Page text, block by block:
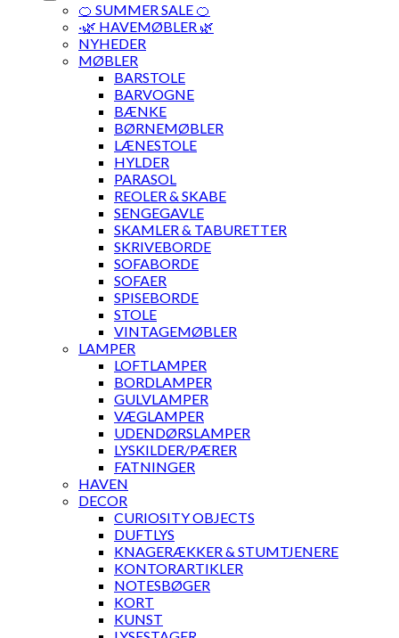
🍊 SUMMER SALE 🍊
·🌿 HAVEMØBLER 🌿
NYHEDER
MØBLER
BARSTOLE
BARVOGNE
BÆNKE
BØRNEMØBLER
LÆNESTOLE
HYLDER
PARASOL
REOLER & SKABE
SENGEGAVLE
SKAMLER & TABURETTER
SKRIVEBORDE
SOFABORDE
SOFAER
SPISEBORDE
STOLE
VINTAGEMØBLER
LAMPER
LOFTLAMPER
BORDLAMPER
GULVLAMPER
VÆGLAMPER
UDENDØRSLAMPER
LYSKILDER/PÆRER
FATNINGER
HAVEN
DECOR
CURIOSITY OBJECTS
DUFTLYS
KNAGERÆKKER & STUMTJENERE
KONTORARTIKLER
NOTESBØGER
KORT
KUNST